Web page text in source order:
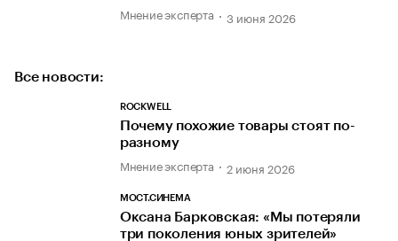
Мнение эксперта 3 июня 2026
Все новости:
ROСKWELL
Почему похожие товары стоят по-
разному
Мнение эксперта 2 июня 2026
МОСТ.СИНЕМА
Оксана Барковская: «Мы потеряли
три поколения юных зрителей»